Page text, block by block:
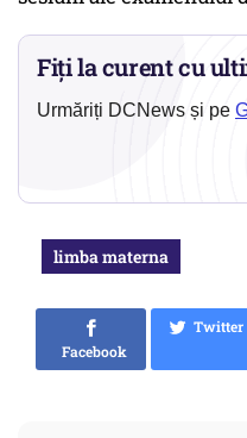
Fiți la curent cu
Urmăriți DCNews și pe
limba materna
Facebook
Twitter